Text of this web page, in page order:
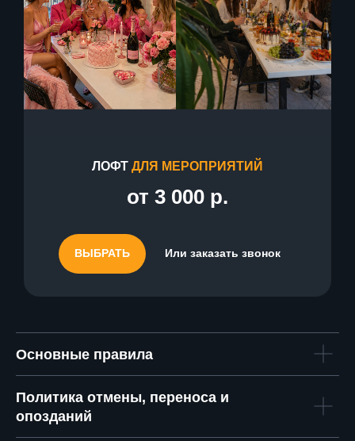
ЛОФТ ДЛЯ МЕРОПРИЯТИЙ
от 3 000 р.
ВЫБРАТЬ Или заказать звонок
Основные правила
Политика отмены, переноса и
опозданий